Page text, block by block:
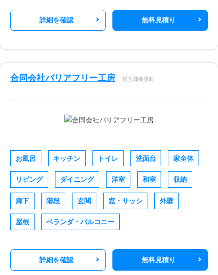
詳細を確認 無料見積り
合同会社バリアフリー工房 児玉郡美里町
お風呂 キッチン トイレ 洗面台 家全体
リビング ダイニング 洋室 和室 収納
廊下 階段 玄関 窓・サッシ 外壁
屋根 ベランダ・バルコニー
詳細を確認 無料見積り